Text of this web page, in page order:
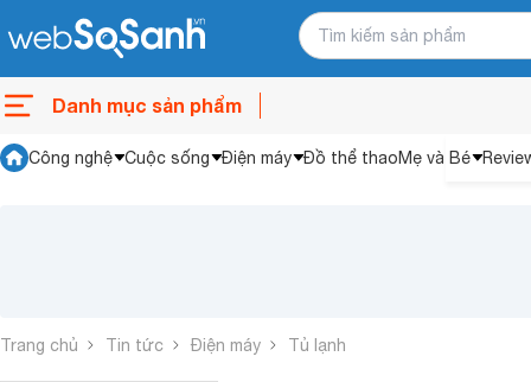
Danh mục sản phẩm
Công nghệ Cuộc sống Điện máy Đồ thể thaoMẹ và Bé
Trang chủ Tin tức Điện máy Tủ lạnh